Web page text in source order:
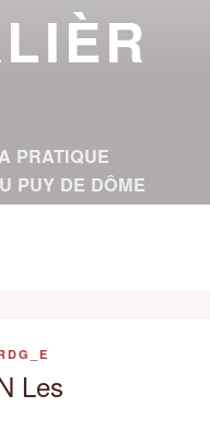
PRATIQUE
PUY DE DÔME
Les